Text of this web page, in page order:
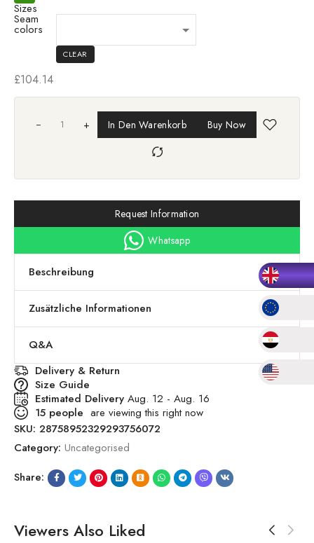
Sizes
Seam
colors
CLEAR
£104.14
+ In Den Warenkorb Buy Now
Request Information
Whatsapp
Beschreibung
Zusätzliche Informationen
Q&A
Delivery & Return
Size Guide
Estimated Delivery Aug. 12 - Aug. 16
15 people are viewing this right now
SKU: 28758952329293756072
Category: Uncategorised
Share:
Viewers Also Liked